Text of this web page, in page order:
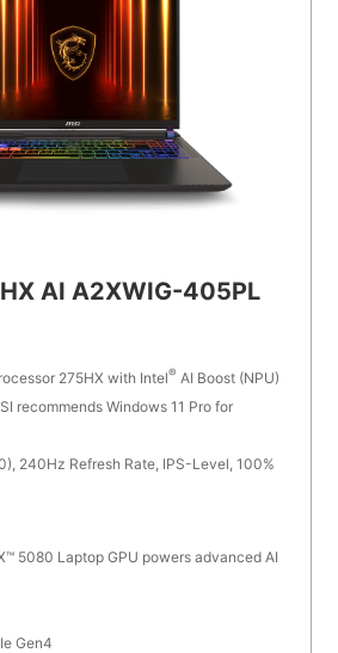
In Stock
In Stock
In Stock
In Stock
AI A2XWIG-405PL
275HX with Intel® AI Boost (NPU)
recommends Windows 11 Pro for
240Hz Refresh Rate, IPS-Level, 100%
5080 Laptop GPU powers advanced AI
Gen4